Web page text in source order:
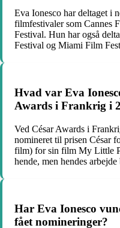
Eva Ionesco har deltaget i
filmfestivaler som Cannes
Festival. Hun har også
Festival og Miami Film
Hvad var Eva
Awards i Frankrig i
Ved César Awards i
nomineret til prisen César
film) for sin film My Little
hende, men hendes
Har Eva Ionesco
fået nomineringer?